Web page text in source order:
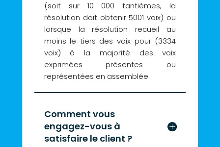
(soit sur 10 000 tantièmes, la
résolution doit obtenir 5001 voix) ou
lorsque la résolution recueil au
moins le tiers des voix pour (3334
voix) à la majorité des voix
exprimées présentes ou
représentées en assemblée.
Comment vous
engagez-vous à
satisfaire le client ?